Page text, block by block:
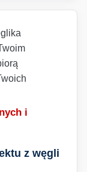
i
z węgli